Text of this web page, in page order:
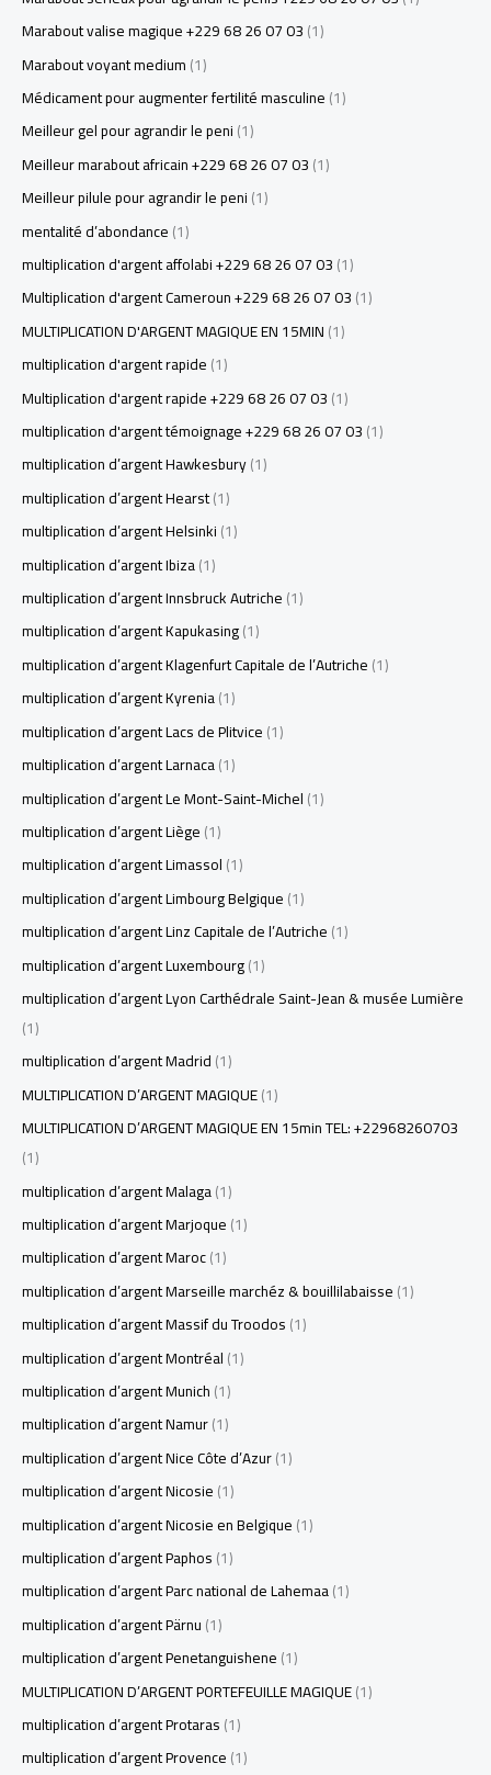
Marabout valise magique +229 68 26 07 03(1)
Marabout voyant medium(1)
Médicament pour augmenter fertilité masculine(1)
Meilleur gel pour agrandir le peni(1)
Meilleur marabout africain +229 68 26 07 03(1)
Meilleur pilule pour agrandir le peni(1)
mentalité d’abondance(1)
multiplication d'argent affolabi +229 68 26 07 03(1)
Multiplication d'argent Cameroun +229 68 26 07 03(1)
MULTIPLICATION D'ARGENT MAGIQUE EN 15MIN(1)
multiplication d'argent rapide(1)
Multiplication d'argent rapide +229 68 26 07 03(1)
multiplication d'argent témoignage +229 68 26 07 03(1)
multiplication d’argent Hawkesbury(1)
multiplication d’argent Hearst(1)
multiplication d’argent Helsinki(1)
multiplication d’argent Ibiza(1)
multiplication d’argent Innsbruck Autriche(1)
multiplication d’argent Kapukasing(1)
multiplication d’argent Klagenfurt Capitale de l’Autriche(1)
multiplication d’argent Kyrenia(1)
multiplication d’argent Lacs de Plitvice(1)
multiplication d’argent Larnaca(1)
multiplication d’argent Le Mont-Saint-Michel(1)
multiplication d’argent Liège(1)
multiplication d’argent Limassol(1)
multiplication d’argent Limbourg Belgique(1)
multiplication d’argent Linz Capitale de l’Autriche(1)
multiplication d’argent Luxembourg(1)
multiplication d’argent Lyon Carthédrale Saint-Jean & musée Lumière
(1)
multiplication d’argent Madrid(1)
MULTIPLICATION D’ARGENT MAGIQUE(1)
MULTIPLICATION D’ARGENT MAGIQUE EN 15min TEL: +22968260703
(1)
multiplication d’argent Malaga(1)
multiplication d’argent Marjoque(1)
multiplication d’argent Maroc(1)
multiplication d’argent Marseille marchéz & bouillilabaisse(1)
multiplication d’argent Massif du Troodos(1)
multiplication d’argent Montréal(1)
multiplication d’argent Munich(1)
multiplication d’argent Namur(1)
multiplication d’argent Nice Côte d’Azur(1)
multiplication d’argent Nicosie(1)
multiplication d’argent Nicosie en Belgique(1)
multiplication d’argent Paphos(1)
multiplication d’argent Parc national de Lahemaa(1)
multiplication d’argent Pärnu(1)
multiplication d’argent Penetanguishene(1)
MULTIPLICATION D’ARGENT PORTEFEUILLE MAGIQUE(1)
multiplication d’argent Protaras(1)
multiplication d’argent Provence(1)